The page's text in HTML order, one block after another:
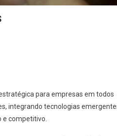
para empresas em todos
integrando tecnologias
competitivo.